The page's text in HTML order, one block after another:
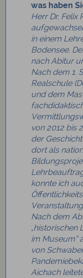
was haben
Herr Dr. Felix
in einem
Bodensee.
nach Abitur
Nach dem 1.
Realschule
und dem
von 2012 bis
der
dort als
konnte ich
Nach dem
„historischen
im Museum“
von
Aichach